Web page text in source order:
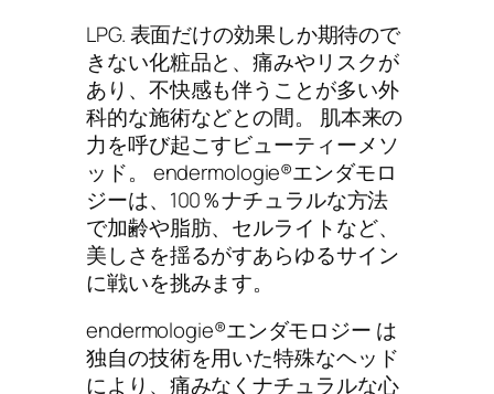
LPG. 表面だけの効果しか期待ので
きない化粧品と、痛みやリスクが
あり、不快感も伴うことが多い外
科的な施術などとの間。 肌本来の
力を呼び起こすビューティーメソ
ッド。 endermologie®エンダモロ
ジーは、100％ナチュラルな方法
で加齢や脂肪、セルライトなど、
美しさを揺るがすあらゆるサイン
に戦いを挑みます。
endermologie®エンダモロジー は
独自の技術を用いた特殊なヘッド
により、痛みなくナチュラルな心